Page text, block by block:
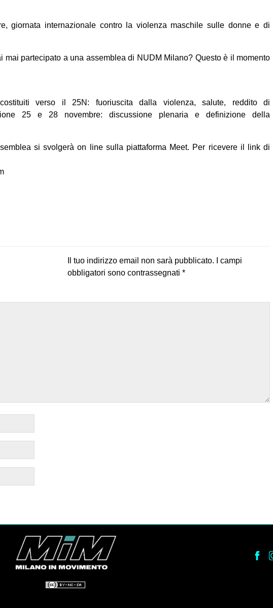
giornata internazionale contro la violenza maschile sulle donne e di
mai partecipato a una assemblea di NUDM Milano? Questo è il momento
verso il 25N: fuoriuscita dalla violenza, salute, reddito di
25 e 28 novembre: discussione plenaria e definizione della
si svolgerà on line sulla piattaforma Meet. Per ricevere il link di
Il tuo indirizzo email non sarà pubblicato.
I campi
obbligatori sono contrassegnati *